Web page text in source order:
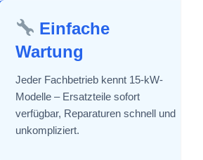
Einfache
Wartung
Jeder Fachbetrieb kennt 15-kW-
Modelle – Ersatzteile sofort
verfügbar, Reparaturen schnell und
unkompliziert.